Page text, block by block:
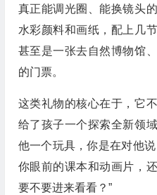
真正能调光圈、能换镜头
水彩颜料和画纸，配上几
甚至是一张去自然博物馆
的门票。
这类礼物的核心在于，它
给了孩子一个探索全新领
他一个玩具，你是在对他
你眼前的课本和动画片，
要不要进来看看？”